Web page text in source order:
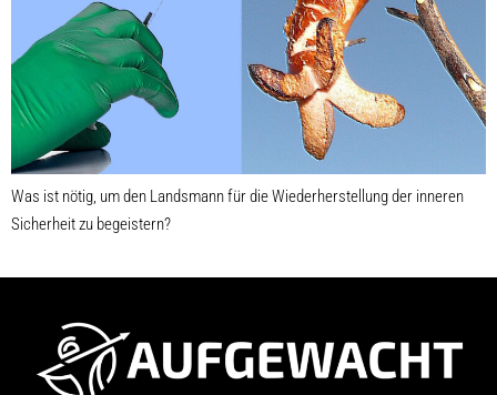
Was ist nötig, um den Landsmann für die Wiederherstellung der inneren
Sicherheit zu begeistern?